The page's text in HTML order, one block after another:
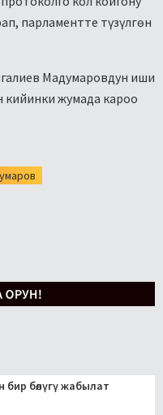
парламентте түзүлгөн
Мадумаровдун иши
кийинки жумада кароо
бир бөлүгү жабылат